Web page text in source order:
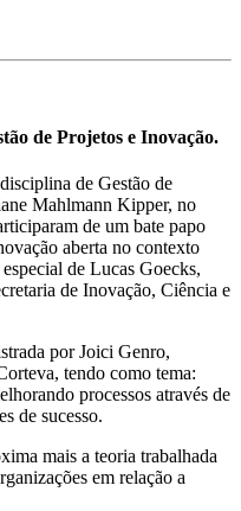
de Projetos e Inovação.
de Gestão de
Mahlmann Kipper, no
de um bate papo
aberta no contexto
de Lucas Goecks,
de Inovação, Ciência e
por Joici Genro,
tendo como tema:
processos através de
de sucesso.
mais a teoria trabalhada
em relação a